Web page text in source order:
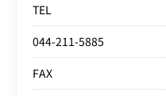
TEL
044-211-5885
FAX